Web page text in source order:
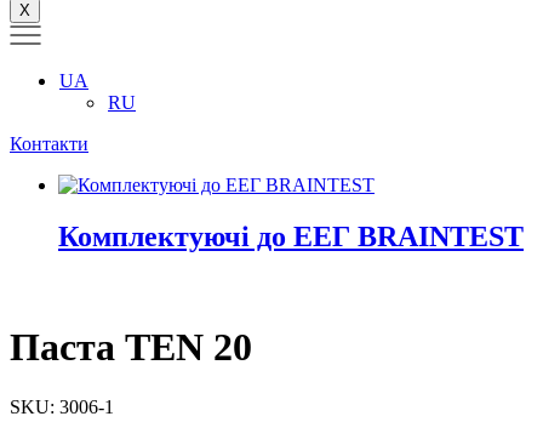
X
UA
RU
Контакти
Комплектуючі до ЕЕГ BRAINTEST
Паста TEN 20
SKU: 3006-1